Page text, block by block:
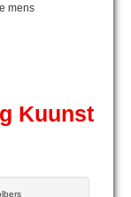
mens
Kuunst